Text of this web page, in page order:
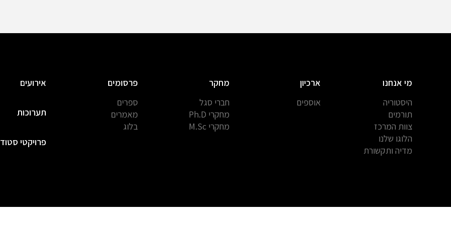
מי אנחנו
היסטוריה
תורמים
צוות המרכז
הלוגו שלנו
מדיה ותקשורת
ארכיון
אוספים
מחקר
חברי סגל
מחקרי Ph.D
מחקרי M.Sc
פרסומים
ספרים
מאמרים
בלוג
אירועים
תערוכות
פרויקטי